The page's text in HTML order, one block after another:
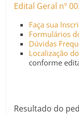
Edital Geral nº
Faça sua
Formulários
Dúvidas
Localização
conforme
Resultado do